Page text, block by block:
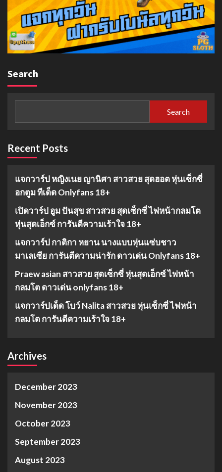
Search
Search
Recent Posts
แจกวาร์ป หญิงเนย ญานิศา สาวสวย สุดฮอต หุ่นเซ็กซี่
อกตูม ทีเด็ด Onlyfans 18+
เปิดวาร์ป อูม ปันสุข สาวสวย สุดเซ็กซี่ ไฟหน้ากลมโต
หุ่นสุดเอ็กซ์ การันตีความเร้าใจ 18+
แจกวาร์ป กาติกา หยาน นางแบบหุ่นแซ่บชาว
มาเลเซีย การันตีความน่ารัก ดาวเด่น Onlyfans 18+
Praew asian สาวสวย สุดเซ็กซี่ หุ่นสุดเอ็กซ์ ไฟหน้า
กลมโต ดาวเด่น onlyfans 18+
แจกวาร์ปเด็ด โบว์ Nalita สาวสวย หุ่นเซ็กซี่ ไฟหน้า
กลมโต การันตีความเร้าใจ 18+
Archives
December 2023
November 2023
October 2023
September 2023
August 2023